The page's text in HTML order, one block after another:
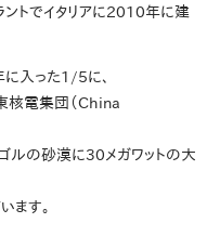
トでイタリアに2010年に建
に入った1/5に、
核電集団（China
ルの砂漠に30メガワットの大
ます。